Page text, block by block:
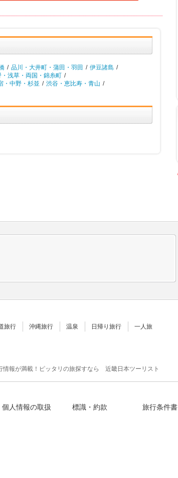
/ 品川・大井町・蒲田・羽田 / 伊豆諸島 /
・浅草・両国・錦糸町 /
・中野・杉並 / 渋谷・恵比寿・青山 /
旅行 沖縄旅行 温泉 日帰り旅行 一人旅
報が満載！ピッタリの旅探すなら 近畿日本ツーリスト
個人情報の取扱 標識・約款 旅行条件書